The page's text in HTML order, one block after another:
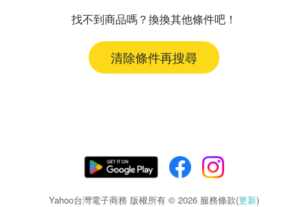
找不到商品嗎？換換其他條件吧！
清除條件再搜尋
Yahoo台灣電子商務 版權所有 © 2026 服務條款(更新)